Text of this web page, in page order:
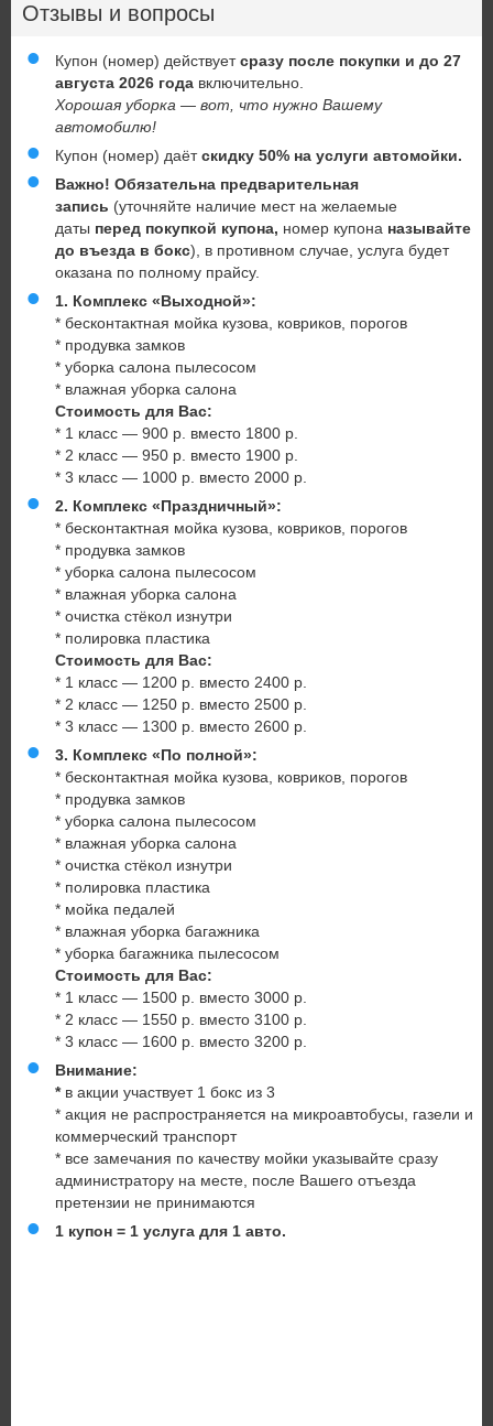
Отзывы и вопросы
Купон (номер) действуетсразу после покупки и до 27
августа 2026 года включительно.
Хорошая уборка — вот, что нужно Вашему
автомобилю!
Купон (номер) даётскидку 50% на услуги автомойки.
Важно! Обязательна предварительная
запись (уточняйте наличие мест на желаемые
даты перед покупкой купона, номер купона называйте
до въезда в бокс), в противном случае, услуга будет
оказана по полному прайсу.
1. Комплекс «Выходной»:
* бесконтактная мойка кузова, ковриков, порогов
* продувка замков
* уборка салона пылесосом
* влажная уборка салона
Стоимость для Вас:
* 1 класс — 900 р. вместо 1800 р.
* 2 класс — 950 р. вместо 1900 р.
* 3 класс — 1000 р. вместо 2000 р.
2. Комплекс «Праздничный»:
* бесконтактная мойка кузова, ковриков, порогов
* продувка замков
* уборка салона пылесосом
* влажная уборка салона
* очистка стёкол изнутри
* полировка пластика
Стоимость для Вас:
* 1 класс — 1200 р. вместо 2400 р.
* 2 класс — 1250 р. вместо 2500 р.
* 3 класс — 1300 р. вместо 2600 р.
3. Комплекс «По полной»:
* бесконтактная мойка кузова, ковриков, порогов
* продувка замков
* уборка салона пылесосом
* влажная уборка салона
* очистка стёкол изнутри
* полировка пластика
* мойка педалей
* влажная уборка багажника
* уборка багажника пылесосом
Стоимость для Вас:
* 1 класс — 1500 р. вместо 3000 р.
* 2 класс — 1550 р. вместо 3100 р.
* 3 класс — 1600 р. вместо 3200 р.
Внимание:
* в акции участвует 1 бокс из 3
* акция не распространяется на микроавтобусы, газели и
коммерческий транспорт
* все замечания по качеству мойки указывайте сразу
администратору на месте, после Вашего отъезда
претензии не принимаются
1 купон = 1 услуга для 1 авто.